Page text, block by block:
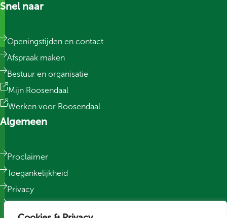
Snel naar
Openingstijden en contact
Afspraak maken
Bestuur en organisatie
Mijn Roosendaal
Werken voor Roosendaal
Algemeen
Proclaimer
Toegankelijkheid
Privacy